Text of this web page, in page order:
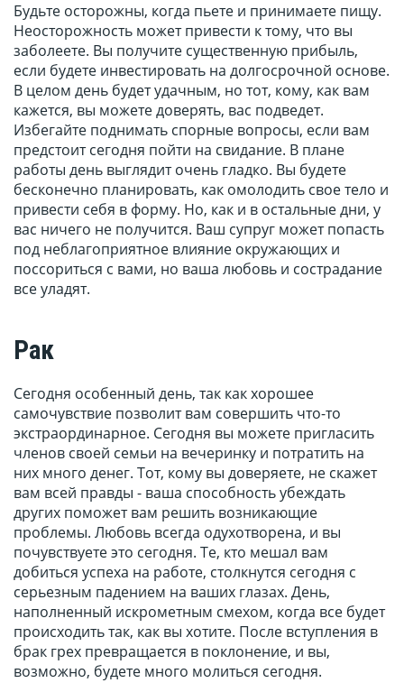
Будьте осторожны, когда пьете и принимаете пищу.
Неосторожность может привести к тому, что вы
заболеете. Вы получите существенную прибыль,
если будете инвестировать на долгосрочной основе.
В целом день будет удачным, но тот, кому, как вам
кажется, вы можете доверять, вас подведет.
Избегайте поднимать спорные вопросы, если вам
предстоит сегодня пойти на свидание. В плане
работы день выглядит очень гладко. Вы будете
бесконечно планировать, как омолодить свое тело и
привести себя в форму. Но, как и в остальные дни, у
вас ничего не получится. Ваш супруг может попасть
под неблагоприятное влияние окружающих и
поссориться с вами, но ваша любовь и сострадание
все уладят.
Рак
Сегодня особенный день, так как хорошее
самочувствие позволит вам совершить что-то
экстраординарное. Сегодня вы можете пригласить
членов своей семьи на вечеринку и потратить на
них много денег. Тот, кому вы доверяете, не скажет
вам всей правды - ваша способность убеждать
других поможет вам решить возникающие
проблемы. Любовь всегда одухотворена, и вы
почувствуете это сегодня. Те, кто мешал вам
добиться успеха на работе, столкнутся сегодня с
серьезным падением на ваших глазах. День,
наполненный искрометным смехом, когда все будет
происходить так, как вы хотите. После вступления в
брак грех превращается в поклонение, и вы,
возможно, будете много молиться сегодня.